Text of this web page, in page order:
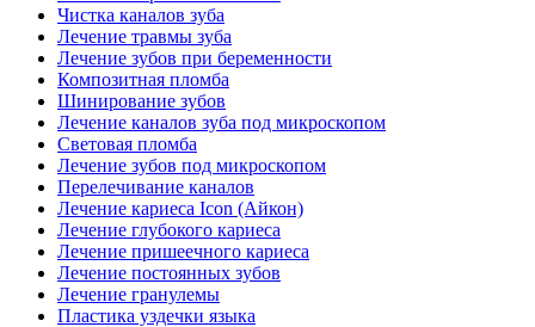
Чистка каналов зуба
Лечение травмы зуба
Лечение зубов при беременности
Композитная пломба
Шинирование зубов
Лечение каналов зуба под микроскопом
Световая пломба
Лечение зубов под микроскопом
Перелечивание каналов
Лечение кариеса Icon (Айкон)
Лечение глубокого кариеса
Лечение пришеечного кариеса
Лечение постоянных зубов
Лечение гранулемы
Пластика уздечки языка